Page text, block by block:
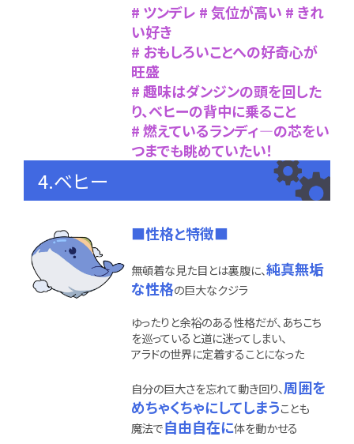
# ツンデレ # 気位が高い # きれ
い好き
# おもしろいことへの好奇心が
旺盛
# 趣味はダンジンの頭を回した
り、ベヒーの背中に乗ること
# 燃えているランディ―の芯をい
つまでも眺めていたい！
4.ベヒー
■性格と特徴■
無頓着な見た目とは裏腹に、純真無垢
な性格の巨大なクジラ
ゆったりと余裕のある性格だが、あちこち
を巡っていると道に迷ってしまい、
アラドの世界に定着することになった
自分の巨大さを忘れて動き回り、周囲を
めちゃくちゃにしてしまうことも
魔法で自由自在に体を動かせる